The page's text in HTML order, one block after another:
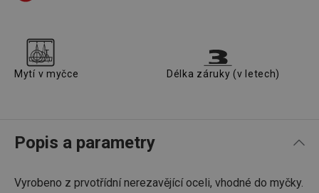
Mytí v myčce Délka záruky (v letech)
Popis a parametry
Vyrobeno z prvotřídní nerezavějící oceli, vhodné do myčky.